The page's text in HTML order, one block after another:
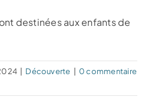
destinées aux enfants de
Découverte
0 commentaire